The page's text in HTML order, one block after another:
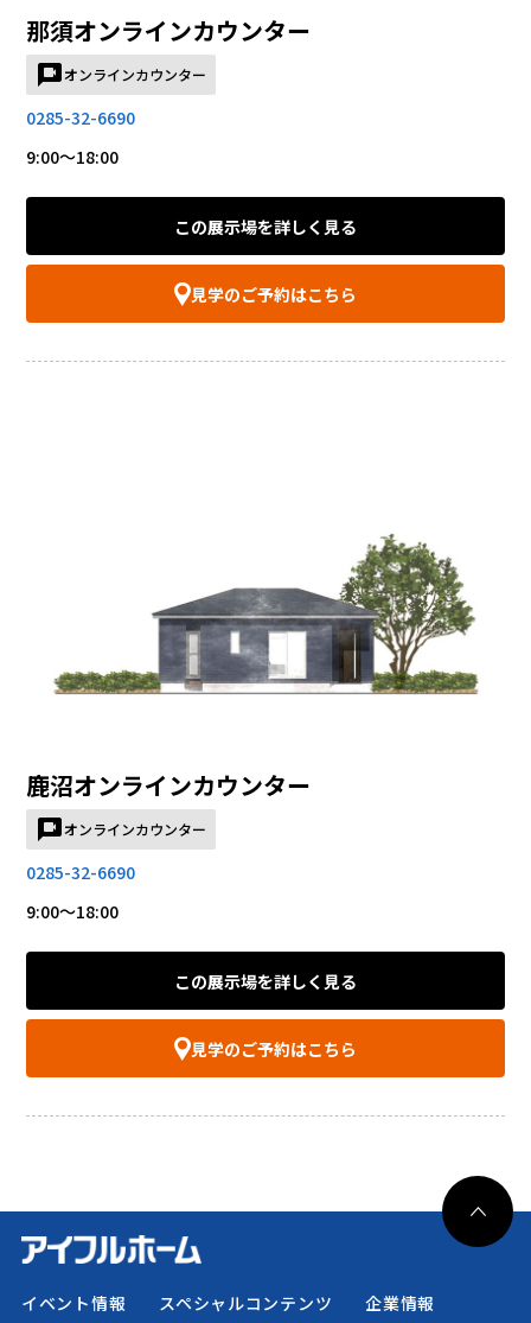
那須オンラインカウンター
オンラインカウンター
0285-32-6690
9:00～18:00
この展示場を詳しく見る
見学のご予約はこちら
鹿沼オンラインカウンター
オンラインカウンター
0285-32-6690
9:00～18:00
この展示場を詳しく見る
見学のご予約はこちら
イベント情報 スペシャルコンテンツ
企業情報